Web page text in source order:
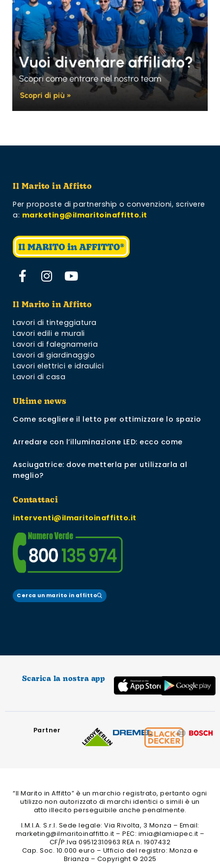
Il Marito in Affitto
Per proposte di partnership o convenzioni, scrivere
a: marketing@ilmaritoinaffitto.it
Il Marito in Affitto
Lavori di tinteggiatura
Lavori edili e murali
Lavori di falegnameria
Lavori di giardinaggio
Lavori elettrici e idraulici
Lavori di casa
Ultime news
Come scegliere il letto per ottimizzare lo spazio
Arredare con l’illuminazione LED: ecco come
Asciugatrice: dove metterla per utilizzarla al
meglio?
Contattaci
interventi@ilmaritoinaffitto.it
Cerca un marito in affitto
Scarica la nostra app
Partner
“Il Marito in Affitto” è un marchio registrato, pertanto ogni
utilizzo non autorizzato di marchi identici o simili è un
atto illecito perseguibile anche penalmente.
I.M.I.A. S.r.l. Sede legale: Via Rivolta, 3 Monza – Email:
marketing@ilmaritoinaffitto.it – PEC: imia@lamiapec.it –
CF/P.Iva 09512310963 REA n. 1907432
Cap. Soc. 10.000 euro – Ufficio del registro: Monza e
Brianza – Copyright © 2025